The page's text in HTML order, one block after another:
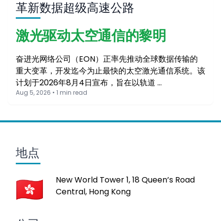
革新数据超级高速公路
激光驱动太空通信的黎明
奋进光网络公司（EON）正率先推动全球数据传输的
重大变革，开发迄今为止最快的太空激光通信系统。该
计划于2026年8月4日宣布，旨在以轨道 …
Aug 5, 2026 • 1 min read
地点
New World Tower 1, 18 Queen’s Road
Central, Hong Kong